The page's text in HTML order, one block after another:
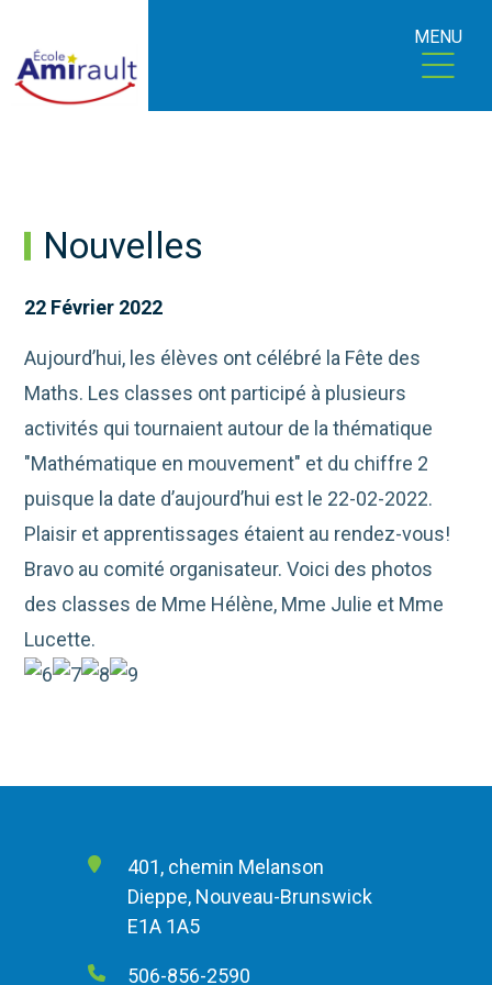
MENU
Nouvelles
22 Février 2022
Aujourd’hui, les élèves ont célébré la Fête des
Maths. Les classes ont participé à plusieurs
activités qui tournaient autour de la thématique
"Mathématique en mouvement" et du chiffre 2
puisque la date d’aujourd’hui est le 22-02-2022.
Plaisir et apprentissages étaient au rendez-vous!
Bravo au comité organisateur. Voici des photos
des classes de Mme Hélène, Mme Julie et Mme
Lucette.
401, chemin Melanson
Dieppe, Nouveau-Brunswick
E1A 1A5
506-856-2590